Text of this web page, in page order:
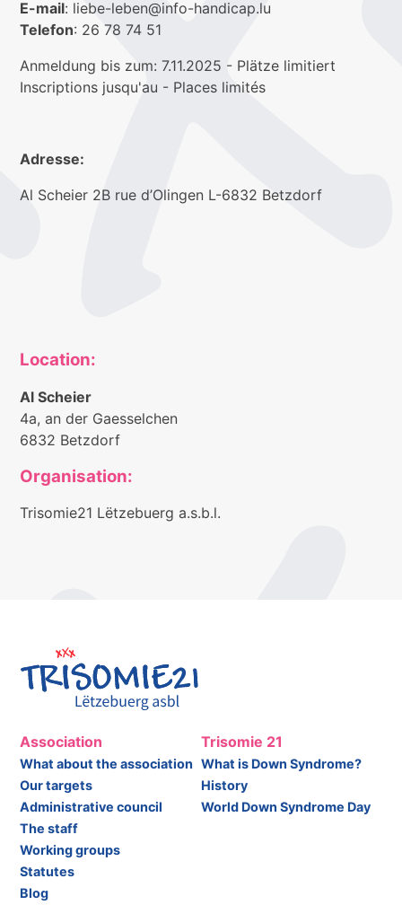
E-mail: liebe-leben@info-handicap.lu
Telefon: 26 78 74 51
Anmeldung bis zum: 7.11.2025 - Plätze limitiert
Inscriptions jusqu'au - Places limités
Adresse:
Al Scheier 2B rue d’Olingen L-6832 Betzdorf
Location:
Al Scheier
4a, an der Gaesselchen
6832 Betzdorf
Organisation:
Trisomie21 Lëtzebuerg a.s.b.l.
Association
What about the association
Our targets
Administrative council
The staff
Working groups
Statutes
Blog
Trisomie 21
What is Down Syndrome?
History
World Down Syndrome Day